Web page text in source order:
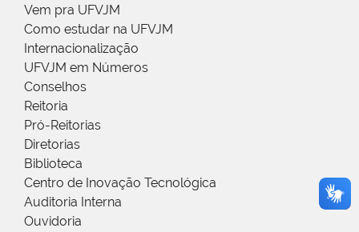
Vem pra UFVJM
Como estudar na UFVJM
Internacionalização
UFVJM em Números
Conselhos
Reitoria
Pró-Reitorias
Diretorias
Biblioteca
Centro de Inovação Tecnológica
Auditoria Interna
Ouvidoria